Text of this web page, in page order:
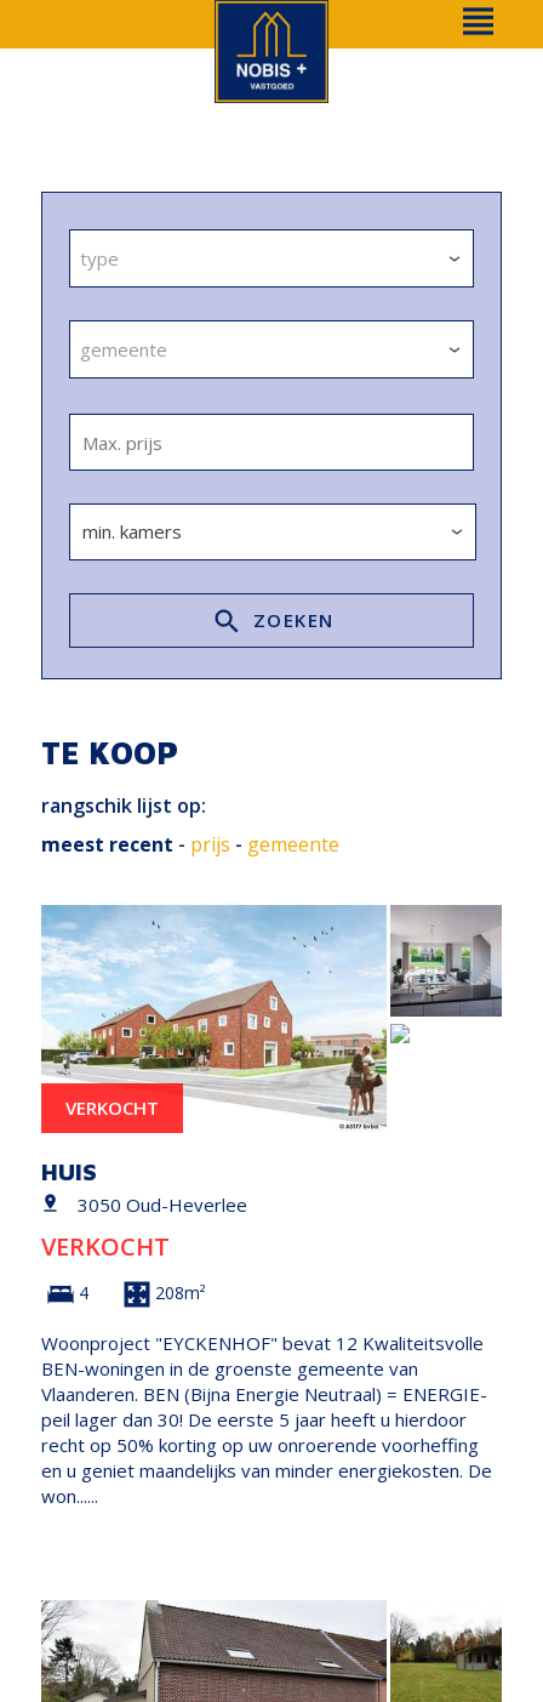
type
gemeente
ZOEKEN
TE KOOP
rangschik lijst op:
meest recent - prijs - gemeente
VERKOCHT
HUIS
3050 Oud-Heverlee
VERKOCHT
4 208m²
Woonproject "EYCKENHOF" bevat 12 Kwaliteitsvolle
BEN-woningen in de groenste gemeente van
Vlaanderen. BEN (Bijna Energie Neutraal) = ENERGIE-
peil lager dan 30! De eerste 5 jaar heeft u hierdoor
recht op 50% korting op uw onroerende voorheffing
en u geniet maandelijks van minder energiekosten. De
won......